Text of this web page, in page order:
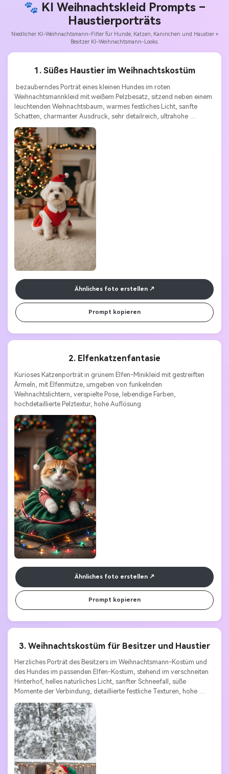
🐾 KI Weihnachtskleid Prompts –
Haustierporträts
Niedlicher KI-Weihnachtsmann-Filter für Hunde, Katzen, Kaninchen und Haustier +
Besitzer KI-Weihnachtsmann-Looks.
1. Süßes Haustier im Weihnachtskostüm
bezauberndes Porträt eines kleinen Hundes im roten
Weihnachtsmannkleid mit weißem Pelzbesatz, sitzend neben einem
leuchtenden Weihnachtsbaum, warmes festliches Licht, sanfte
Schatten, charmanter Ausdruck, sehr detailreich, ultrahohe
Auflösung
Ähnliches foto erstellen
Prompt kopieren
2. Elfenkatzenfantasie
Kurioses Katzenporträt in grünem Elfen-Minikleid mit gestreiften
Ärmeln, mit Elfenmütze, umgeben von funkelnden
Weihnachtslichtern, verspielte Pose, lebendige Farben,
hochdetaillierte Pelztextur, hohe Auflösung
Ähnliches foto erstellen
Prompt kopieren
3. Weihnachtskostüm für Besitzer und Haustier
Herzliches Porträt des Besitzers im Weihnachtsmann-Kostüm und
des Hundes im passenden Elfen-Kostüm, stehend im verschneiten
Hinterhof, helles natürliches Licht, sanfter Schneefall, süße
Momente der Verbindung, detaillierte festliche Texturen, hohe
Auflösung